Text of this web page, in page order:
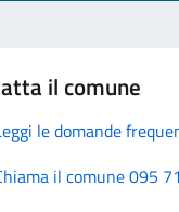
il comune
le domande
il comune 095